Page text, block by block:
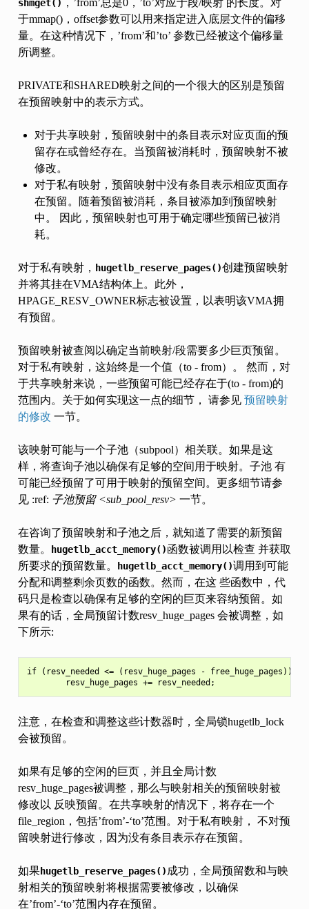
shmget()
于mmap()，offset参数可以用来指定进入底层文件的偏移
量。在这种情况下，’from’和’to’ 参数已经被这个偏移量
所调整。
PRIVATE和SHARED映射之间的一个很大的区别是预留
在预留映射中的表示方式。
对于共享映射，预留映射中的条目表示对应页面的预
留存在或曾经存在。当预留被消耗时，预留映射不被
修改。
对于私有映射，预留映射中没有条目表示相应页面存
在预留。随着预留被消耗，条目被添加到预留映射
中。 因此，预留映射也可用于确定哪些预留已被消
耗。
对于私有映射， hugetlb_reserve_pages()创建预留映射
并将其挂在VMA结构体上。此外，
HPAGE_RESV_OWNER标志被设置，以表明该VMA拥
有预留。
预留映射被查阅以确定当前映射/段需要多少巨页预留。
对于私有映射，这始终是一个值（to - from）。 然而，对
于共享映射来说，一些预留可能已经存在于(to - from)的
范围内。关于如何实现这一点的细节， 请参见 预留映射
的修改 一节。
该映射可能与一个子池（subpool）相关联。如果是这
样，将查询子池以确保有足够的空间用于映射。子池 有
可能已经预留了可用于映射的预留空间。更多细节请参
见 :ref: 子池预留 <sub_pool_resv> 一节。
在咨询了预留映射和子池之后，就知道了需要的新预留
数量。
hugetlb_acct_memory()函数被调用以检查 并获取
所要求的预留数量。
hugetlb_acct_memory()调用到可能
分配和调整剩余页数的函数。然而，在这 些函数中，代
码只是检查以确保有足够的空闲的巨页来容纳预留。如
果有的话，全局预留计数resv_huge_pages 会被调整，如
下所示:
if (resv_needed <= (resv_huge_pages - free_huge_pages))
注意，在检查和调整这些计数器时，全局锁hugetlb_lock
会被预留。
如果有足够的空闲的巨页，并且全局计数
resv_huge_pages被调整，那么与映射相关的预留映射被
修改以 反映预留。在共享映射的情况下，将存在一个
file_region，包括’from’-‘to’范围。对于私有映射， 不对预
留映射进行修改，因为没有条目表示存在预留。
如果hugetlb_reserve_pages() 成功，全局预留数和与映
射相关的预留映射将根据需要被修改，以确保
在’from’-‘to’范围内存在预留。